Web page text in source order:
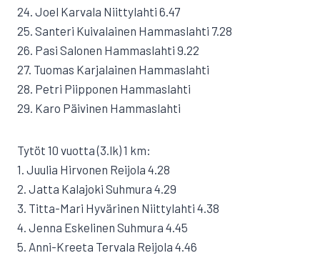
24. Joel Karvala Niittylahti 6.47
25. Santeri Kuivalainen Hammaslahti 7.28
26. Pasi Salonen Hammaslahti 9.22
27. Tuomas Karjalainen Hammaslahti
28. Petri Piipponen Hammaslahti
29. Karo Päivinen Hammaslahti
Tytöt 10 vuotta (3.lk) 1 km:
1. Juulia Hirvonen Reijola 4.28
2. Jatta Kalajoki Suhmura 4.29
3. Titta-Mari Hyvärinen Niittylahti 4.38
4. Jenna Eskelinen Suhmura 4.45
5. Anni-Kreeta Tervala Reijola 4.46